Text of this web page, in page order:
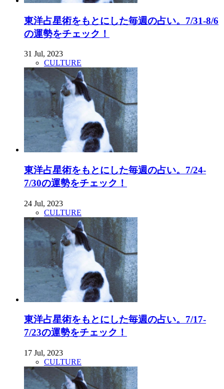
東洋占星術をもとにした毎週の占い。7/31-8/6
の運勢をチェック！
31 Jul, 2023
CULTURE
東洋占星術をもとにした毎週の占い。7/24-
7/30の運勢をチェック！
24 Jul, 2023
CULTURE
東洋占星術をもとにした毎週の占い。7/17-
7/23の運勢をチェック！
17 Jul, 2023
CULTURE